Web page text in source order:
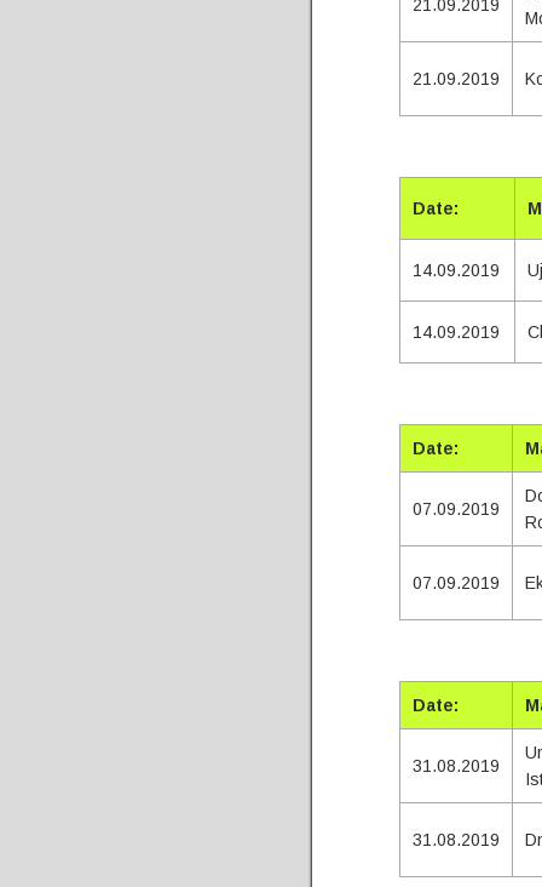
21.09.2019
21.09.2019
Date:
14.09.2019
14.09.2019
Date:
07.09.2019
07.09.2019
Date:
31.08.2019
31.08.2019